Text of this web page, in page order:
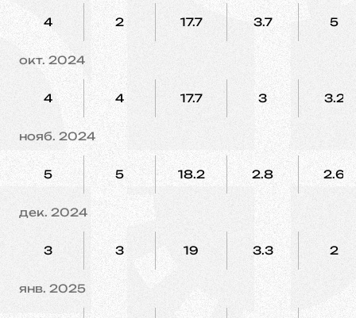
4 2 17.7 3.7 5
окт. 2024
4 4 17.7 3 3.2
нояб. 2024
5 5 18.2 2.8 2.6
дек. 2024
3 3 19 3.3 2
янв. 2025